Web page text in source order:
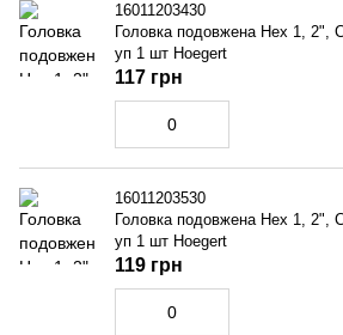
16011203430
Головка подовжена Hex 1, 2",
уп 1 шт Hoegert
117 грн
16011203530
Головка подовжена Hex 1, 2",
уп 1 шт Hoegert
119 грн